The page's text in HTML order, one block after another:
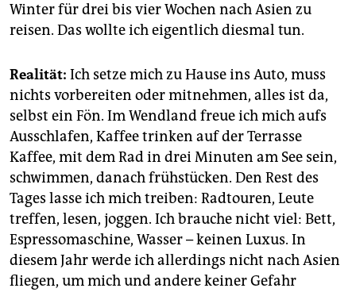
Winter für drei bis vier Wochen nach Asien zu
reisen. Das wollte ich eigentlich diesmal tun.
Realität: Ich setze mich zu Hause ins Auto, muss
nichts vorbereiten oder mitnehmen, alles ist da,
selbst ein Fön. Im Wendland freue ich mich aufs
Ausschlafen, Kaffee trinken auf der Terrasse
Kaffee, mit dem Rad in drei Minuten am See sein,
schwimmen, danach frühstücken. Den Rest des
Tages lasse ich mich treiben: Radtouren, Leute
treffen, lesen, joggen. Ich brauche nicht viel: Bett,
Espressomaschine, Wasser – keinen Luxus. In
diesem Jahr werde ich allerdings nicht nach Asien
fliegen, um mich und andere keiner Gefahr